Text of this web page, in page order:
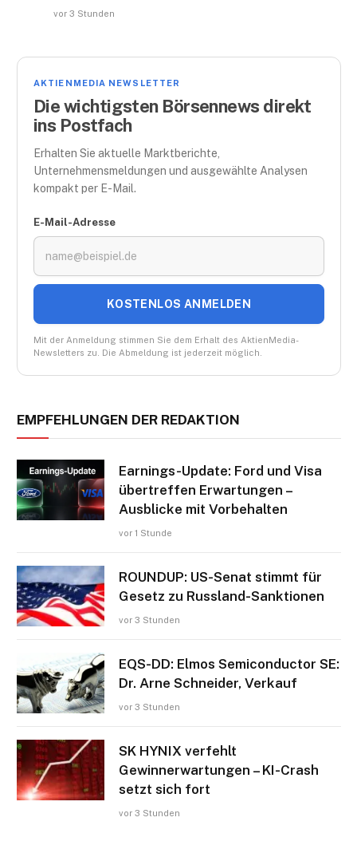
vor 3 Stunden
AKTIENMEDIA NEWSLETTER
Die wichtigsten Börsennews direkt
ins Postfach
Erhalten Sie aktuelle Marktberichte,
Unternehmensmeldungen und ausgewählte Analysen
kompakt per E-Mail.
E-Mail-Adresse
KOSTENLOS ANMELDEN
Mit der Anmeldung stimmen Sie dem Erhalt des AktienMedia-
Newsletters zu. Die Abmeldung ist jederzeit möglich.
EMPFEHLUNGEN DER REDAKTION
Earnings-Update: Ford und Visa
übertreffen Erwartungen –
Ausblicke mit Vorbehalten
vor 1 Stunde
ROUNDUP: US-Senat stimmt für
Gesetz zu Russland-Sanktionen
vor 3 Stunden
EQS-DD: Elmos Semiconductor SE:
Dr. Arne Schneider, Verkauf
vor 3 Stunden
SK HYNIX verfehlt
Gewinnerwartungen – KI-Crash
setzt sich fort
vor 3 Stunden